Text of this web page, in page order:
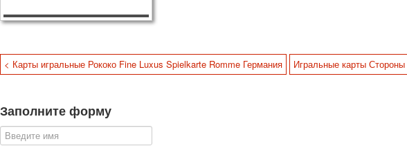
< Карты игральные Рококо Fine Luxus Spielkarte Romme Германия Игральные карты Стороны
Заполните форму